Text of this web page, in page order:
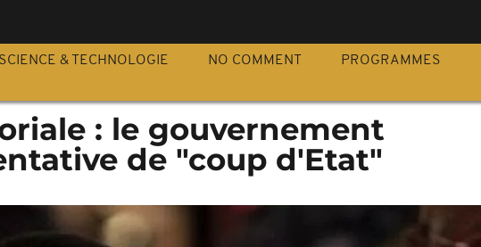
SCIENCE & TECHNOLOGIE NO COMMENT PROGRAMMES
: le gouvernement
de "coup d'Etat"